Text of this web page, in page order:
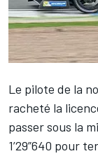
Le pilote de la
racheté la
passer sous la
1’29”640 pour